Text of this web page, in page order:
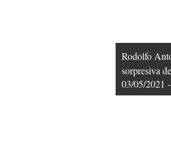
Rodolfo
sorpresiva
03/05/2021